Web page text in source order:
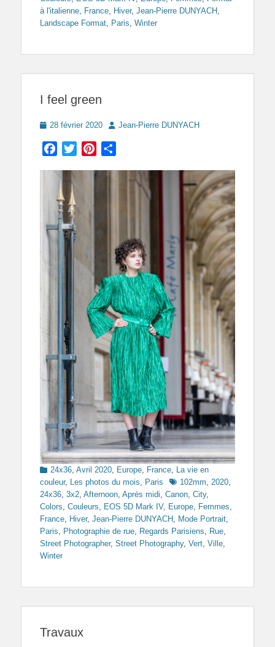
à l'italienne, France, Hiver, Jean-Pierre DUNYACH ,
Landscape Format, Paris, Winter
I feel green
Posted
28 février 2020 Author
Jean-Pierre DUNYACH
Facebook
TwitterPinterest
Categories
24x36 Avril 2020 Europe France La vie en
couleur, Les photos du mois Paris Tags102mm 2020
24x36 3x2 Afternoon Après midi Canon City,
Colors Couleurs EOS 5D Mark IV, Europe Femmes
France Hiver, Jean-Pierre DUNYACH Mode Portrait
Paris
Photographie de rue Regards Parisiens Rue
Street Photographer, Street Photography, Vert Ville
Winter
Travaux